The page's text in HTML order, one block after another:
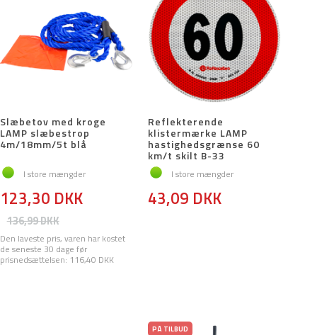
Slæbetov med kroge
LAMP slæbestrop
4m/18mm/5t blå
I store mængder
136,99 DKK
123,30 DKK
Den laveste pris, varen har kostet
de seneste 30 dage før
prisnedsættelsen: 116,40 DKK
Reflekterende
klistermærke LAMP
hastighedsgrænse 60
km/t skilt B-33
I store mængder
43,09 DKK
PÅ TILBUD